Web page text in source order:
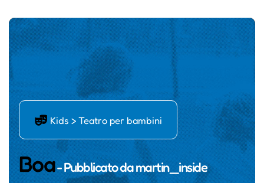
ľ Kids > Teatro per bambini
Boa- Pubblicato damartin_inside